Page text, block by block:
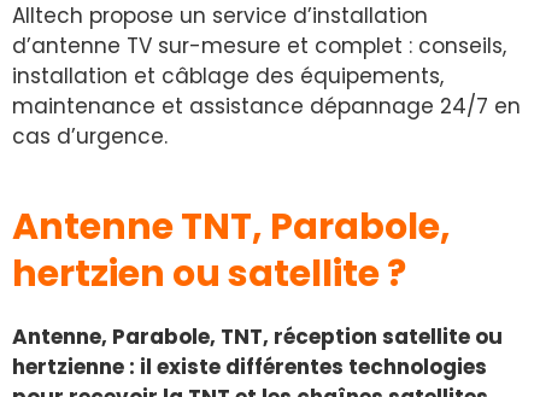
Alltech propose un service d’installation
d’antenne TV sur-mesure et complet : conseils,
installation et câblage des équipements,
maintenance et assistance dépannage 24/7 en
cas d’urgence.
Antenne TNT, Parabole,
hertzien ou satellite ?
Antenne, Parabole, TNT, réception satellite ou
hertzienne : il existe différentes technologies